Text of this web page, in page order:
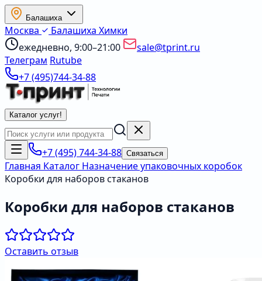
Балашиха
Москва Балашиха Химки
ежедневно, 9:00–21:00
sale@tprint.ru
Телеграм Rutube
+7 (495)744-34-88
Каталог услуг!
+7 (495) 744-34-88 Связаться
Главная Каталог Назначение упаковочных коробок
Коробки для наборов стаканов
Коробки для наборов стаканов
Оставить отзыв